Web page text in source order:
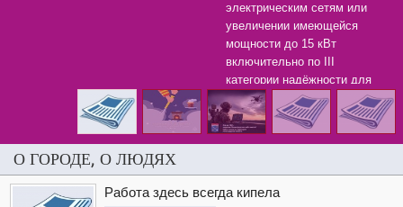
электрическим сетям или
увеличении имеющейся
мощности до 15 кВт
включительно по III
категории надёжности для
бытовых нужд.
О ГОРОДЕ, О ЛЮДЯХ
Работа здесь всегда кипела